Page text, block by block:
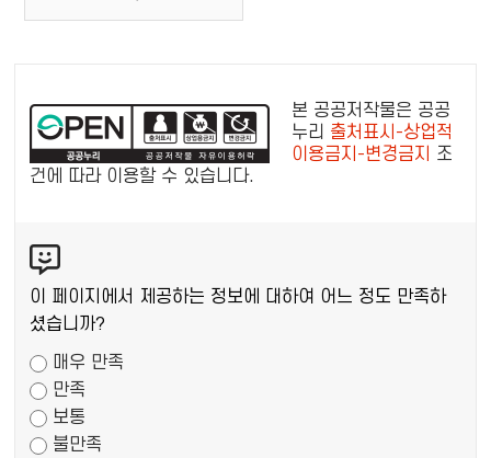
공
리
공
저
작
물
본 공공저작물은 공공
누리 출처표시-상업적
이용금지-변경금지
조
건에 따라 이용할 수 있습니다.
텐
츠
만
도
조
사
이 페이지에서 제공하는 정보에 대하여 어느 정도 만족하
셨습니까?
매우 만족
만족
보통
불만족